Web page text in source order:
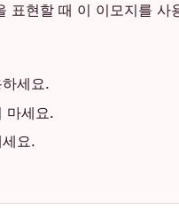
표현할 때 이 이모지를
세요.
마세요.
요.